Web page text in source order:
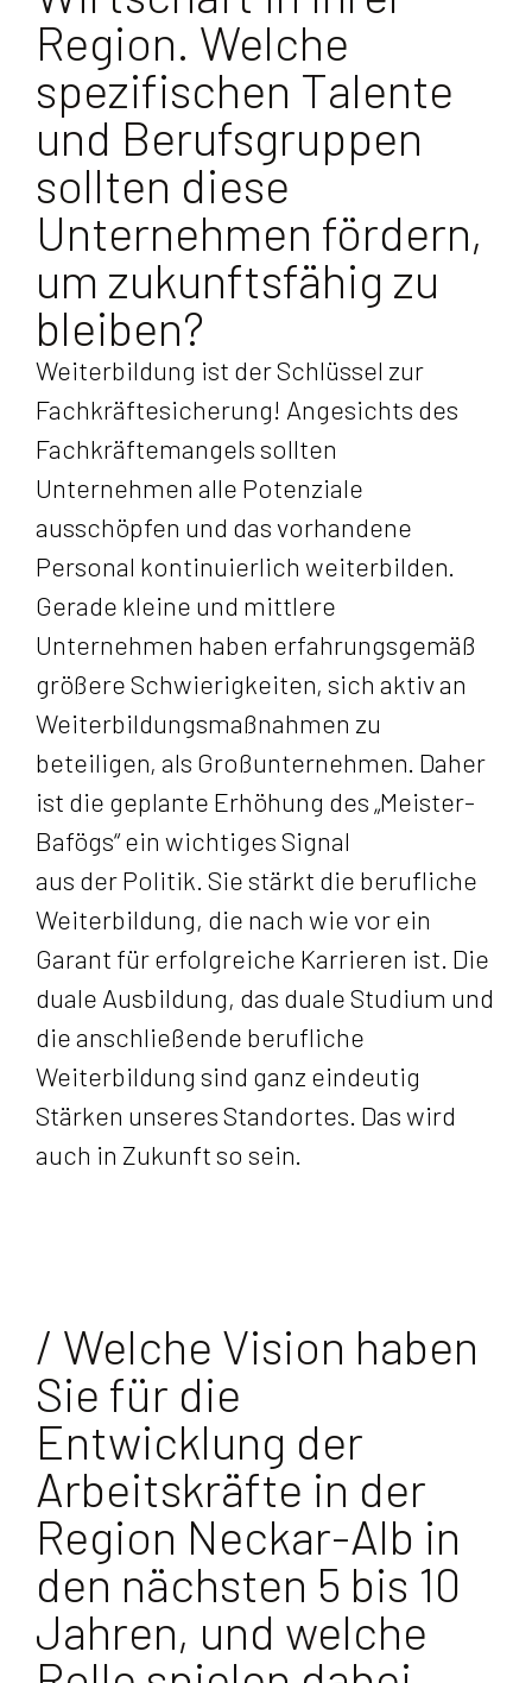
Region. Welche
spezifischen Talente
und Berufsgruppen
sollten diese
Unternehmen fördern,
um zukunftsfähig zu
bleiben?
Weiterbildung ist der Schlüssel zur
Fachkräftesicherung! Angesichts des
Fachkräftemangels sollten
Unternehmen alle Potenziale
ausschöpfen und das vorhandene
Personal kontinuierlich weiterbilden.
Gerade kleine und mittlere
Unternehmen haben erfahrungsgemäß
größere Schwierigkeiten, sich aktiv an
Weiterbildungsmaßnahmen zu
beteiligen, als Großunternehmen. Daher
ist die geplante Erhöhung des „Meister-
Bafögs“ ein wichtiges Signal
aus der Politik. Sie stärkt die berufliche
Weiterbildung, die nach wie vor ein
Garant für erfolgreiche Karrieren ist. Die
duale Ausbildung, das duale Studium und
die anschließende berufliche
Weiterbildung sind ganz eindeutig
Stärken unseres Standortes. Das wird
auch in Zukunft so sein.
/ Welche Vision haben
Sie für die
Entwicklung der
Arbeitskräfte in der
Region Neckar-Alb in
den nächsten 5 bis 10
Jahren, und welche